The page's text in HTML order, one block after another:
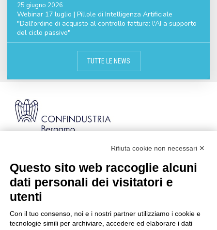
25 giugno 2026
Webinar 17 luglio | Pillole di Intelligenza Artificiale
"Dall'ordine di acquisto al controllo fattura: l'AI a supporto
del ciclo passivo"
TUTTE LE NEWS
Codice Fiscale: 80021750163 | PEC:
info@pec.confindustriabergamo.it
CONFINDUSTRIA BERGAMO
Rifiuta cookie non necessari ✕
Questo sito web raccoglie alcuni
dati personali dei visitatori e
utenti
Con il tuo consenso, noi e i nostri partner utilizziamo i cookie e
tecnologie simili per archiviare, accedere ed elaborare i dati